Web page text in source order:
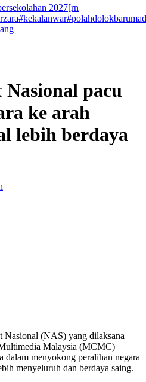
2027[rn
#kekalanwar
pacu
ke arah
lebih berdaya
(NAS) yang dilaksana
Malaysia (MCMC)
dalam menyokong peralihan negara
menyeluruh dan berdaya saing.